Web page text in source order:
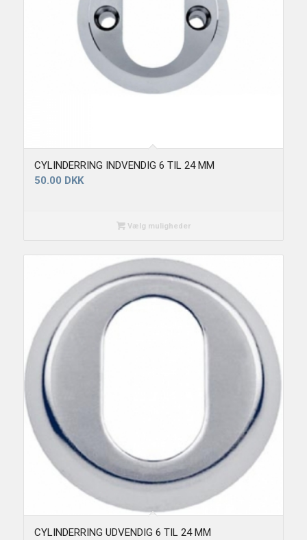
CYLINDERRING INDVENDIG 6 TIL 24 MM
50.00 DKK
Vælg muligheder
CYLINDERRING UDVENDIG 6 TIL 24 MM